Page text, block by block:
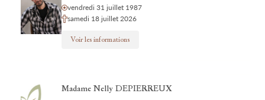
vendredi 31 juillet 1987
samedi 18 juillet 2026
Voir les informations
Madame Nelly DEPIERREUX